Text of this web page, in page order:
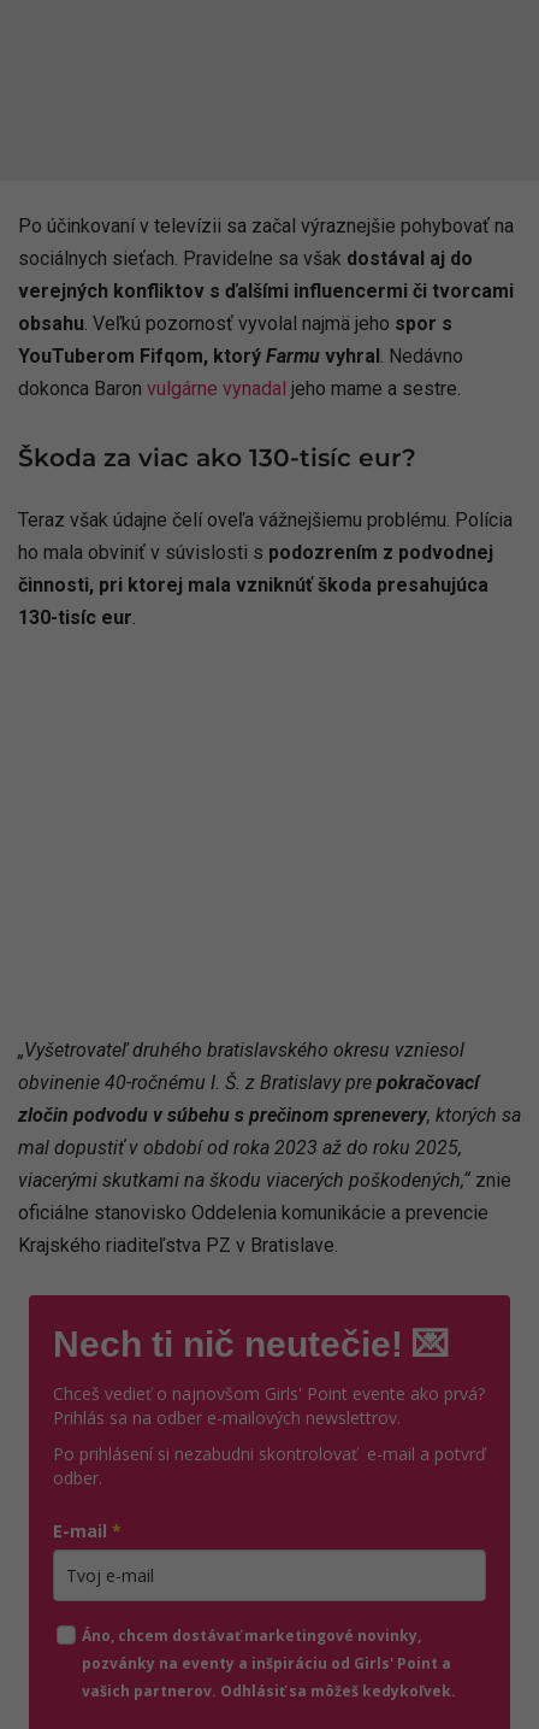
Po účinkovaní v televízii sa začal výraznejšie pohybovať na
sociálnych sieťach. Pravidelne sa však dostával aj do
verejných konfliktov s ďalšími influencermi či tvorcami
obsahu . Veľkú pozornosť vyvolal najmä jeho spor s
YouTuberom Fifqom, ktorý Farmu vyhral . Nedávno
dokonca Baron vulgárne vynadal jeho mame a sestre.
Škoda za viac ako 130-tisíc eur?
Teraz však údajne čelí oveľa vážnejšiemu problému. Polícia
ho mala obviniť v súvislosti s podozrením z podvodnej
činnosti, pri ktorej mala vzniknúť škoda presahujúca
130-tisíc eur.
„Vyšetrovateľ druhého bratislavského okresu vzniesol
obvinenie 40-ročnému I. Š. z Bratislavy pre pokračovací
zločin podvodu v súbehu s prečinom sprenevery, ktorých sa
mal dopustiť v období od roka 2023 až do roku 2025,
viacerými skutkami na škodu viacerých poškodených,“ znie
oficiálne stanovisko Oddelenia komunikácie a prevencie
Krajského riaditeľstva PZ v Bratislave.
Nech ti nič neutečie! 💌
Chceš vedieť o najnovšom Girls' Point evente ako prvá?
Prihlás sa na odber e-mailových newslettrov.
Po prihlásení si nezabudni skontrolovať e-mail a potvrď
odber.
E-mail *
Áno, chcem dostávať marketingové novinky,
pozvánky na eventy a inšpiráciu od Girls' Point a
vašich partnerov. Odhlásiť sa môžeš kedykoľvek.